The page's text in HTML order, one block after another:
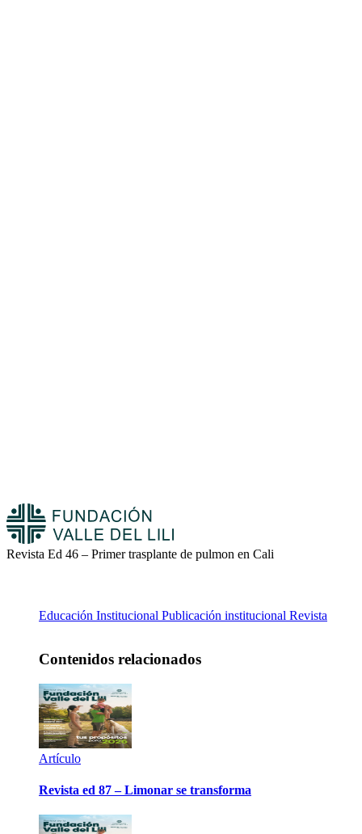
Revista Ed 46 – Primer trasplante de pulmon en Cali
Educación Institucional Publicación institucional Revista
Contenidos relacionados
Artículo
Revista ed 87 – Limonar se transforma